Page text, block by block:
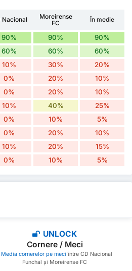
Nacional
Moreirense
FC
În medie
90% 90% 90%
60% 60% 60%
10% 30% 20%
0% 20% 10%
0% 20% 10%
10% 40% 25%
0% 10% 5%
0% 20% 10%
10% 20% 15%
0% 10% 5%
UNLOCK
Cornere / Meci
cornerelor pe meci între CD Nacional
Funchal și Moreirense FC